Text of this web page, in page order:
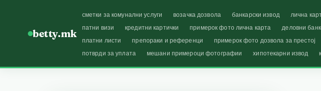
betty.mk
сметки за комунални услуги возачка дозвола банкарски извод лична
патни визи
кредитни картички примерок фото лична карта деловни
платни листи
препораки и референци примерок фото дозвола за престој
потврди за уплата
мешани примероци фотографии хипотекарни извод